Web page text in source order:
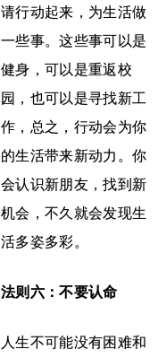
请行动起来，为生活做
一些事。这些事可以是
健身，可以是重返校
园，也可以是寻找新工
作，总之，行动会为你
的生活带来新动力。你
会认识新朋友，找到新
机会，不久就会发现生
活多姿多彩。
法则六：不要认命
人生不可能没有困难和